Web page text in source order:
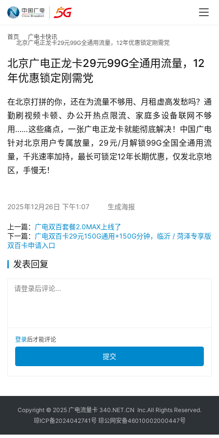
首页
广电卡快讯
北京广电正龙卡29元99G全通用流量，12年优惠锁定刚需党
北京广电正龙卡29元99G全通用流量，12
年优惠锁定刚需党
在北京打拼的你，还在为流量不够用、月租虚高发愁吗？通
勤刷视频卡顿、办公开热点限流、家庭多设备联网不够
用……这些痛点，一张广电正龙卡就能彻底解决！中国广电
针对北京用户专属放量，29元/月解锁99G全国全通用流
量，千兆速率加持，最长可锁定12年长期优惠，仅发北京地
区，手慢无！
2025年12月26日 下午1:07 生成海报
上一篇： 广电双百套餐2.0MAX上线了
下一篇： 广电双百卡29元150G通用+150G分钟，临沂 / 菏泽专享版
双百卡申请入口
发表回复
请登录后评论...
登录后才能评论
提交
Copyright © 2025 广电流量卡 340.NET.CN Inc.All Rights Reserved.
琼ICP备2024042741号 琼公网安备46010002000447号